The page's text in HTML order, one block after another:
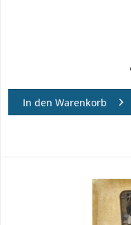
In den Warenkorb